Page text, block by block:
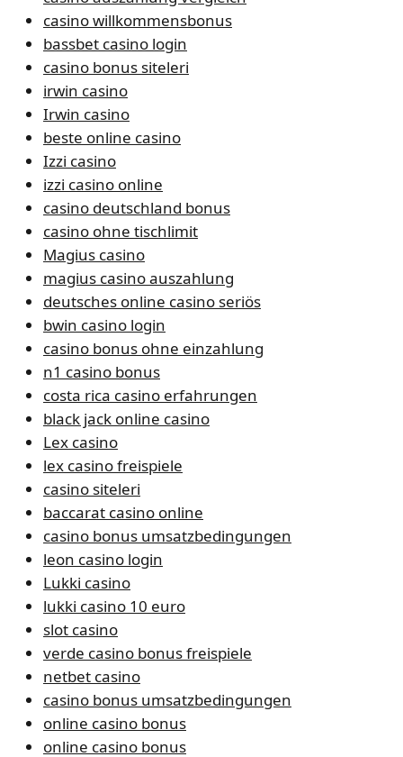
casino willkommensbonus
bassbet casino login
casino bonus siteleri
irwin casino
Irwin casino
beste online casino
Izzi casino
izzi casino online
casino deutschland bonus
casino ohne tischlimit
Magius casino
magius casino auszahlung
deutsches online casino seriös
bwin casino login
casino bonus ohne einzahlung
n1 casino bonus
costa rica casino erfahrungen
black jack online casino
Lex casino
lex casino freispiele
casino siteleri
baccarat casino online
casino bonus umsatzbedingungen
leon casino login
Lukki casino
lukki casino 10 euro
slot casino
verde casino bonus freispiele
netbet casino
casino bonus umsatzbedingungen
online casino bonus
online casino bonus